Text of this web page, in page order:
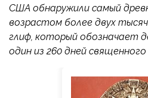
США обнаружили самый
возрастом более двух
глиф, который обозначает
один из 260 дней